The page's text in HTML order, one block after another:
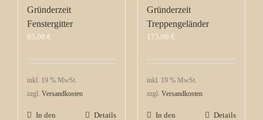
Gründerzeit
Fenstergitter
95,00 €
inkl. 19 % MwSt.
zzgl. Versandkosten
In den
Details
Gründerzeit
Treppengeländer
175,00 €
inkl. 19 % MwSt.
zzgl. Versandkosten
In den
Details